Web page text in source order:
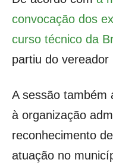
convocação dos
curso técnico da
partiu do vereador
A sessão também
à organização
reconhecimento
atuação no